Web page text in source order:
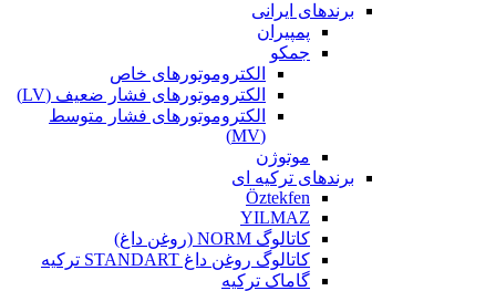
برندهای ایرانی
پمپیران
جمکو
الکتروموتورهای خاص
الکتروموتورهای فشار ضعیف (LV)
الکتروموتورهای فشار متوسط
(MV)
موتوژن
برندهای ترکیه ای
Öztekfen
YILMAZ
کاتالوگ NORM (روغن داغ)
کاتالوگ روغن داغ STANDART ترکیه
گاماک ترکیه